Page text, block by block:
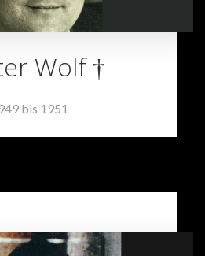
Wolf †
bis 1951